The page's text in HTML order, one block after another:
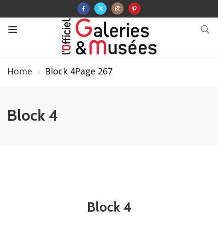
Home Block 4Page 267
Block 4
Block 4